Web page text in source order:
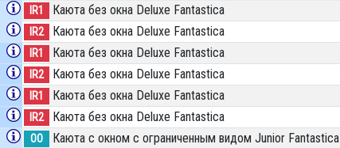
IR1 Каюта без окна Deluxe Fantastica
IR2 Каюта без окна Deluxe Fantastica
IR1 Каюта без окна Deluxe Fantastica
IR2 Каюта без окна Deluxe Fantastica
IR1 Каюта без окна Deluxe Fantastica
IR2 Каюта без окна Deluxe Fantastica
OO Каюта с окном с ограниченным видом Junior Fantastica